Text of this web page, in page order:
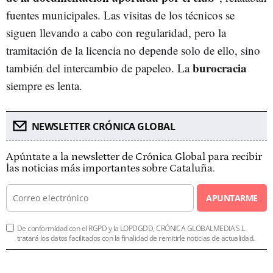
fuentes municipales. Las visitas de los técnicos se
siguen llevando a cabo con regularidad, pero la
tramitación de la licencia no depende solo de ello, sino
también del intercambio de papeleo. Laburocracia
siempre es lenta.
NEWSLETTER CRÓNICA GLOBAL
Apúntate a la newsletter de Crónica Global para recibir
las noticias más importantes sobre Cataluña.
APUNTARME
De conformidad con el RGPD y la LOPDGDD, CRÓNICA GLOBALMEDIA S.L.
tratará los datos facilitados con la finalidad de remitirle noticias de actualidad.